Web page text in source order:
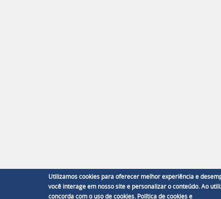
Utilizamos cookies para oferecer melhor experiência e
você interage em nosso site e personalizar o conteúdo. Ao
concorda com o uso de cookies. Política de cookies e